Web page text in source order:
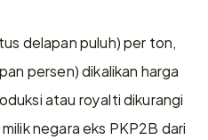
delapan puluh) per ton,
persen) dikalikan harga
atau royalti dikurangi
negara eks PKP2B dari